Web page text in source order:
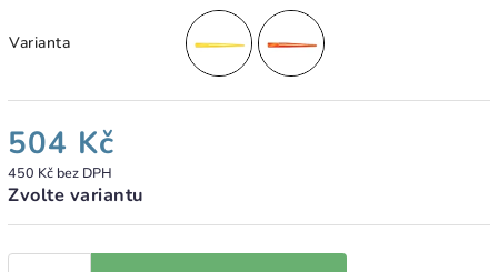
Varianta
504 Kč
450 Kč bez DPH
Zvolte variantu